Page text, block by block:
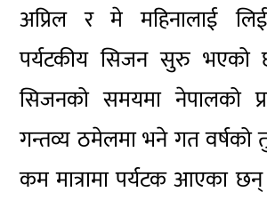
अप्रिल र मे महिनालाई
पर्यटकीय सिजन सुरु भएको
सिजनको समयमा नेपालको
गन्तव्य ठमेलमा भने गत वर्षको
कम मात्रामा पर्यटक आएका